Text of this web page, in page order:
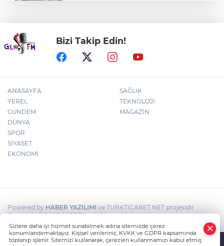
Kütahya'da Geleneksel Müderris
Mahallesi Şenliği coşkusu
Bizi Takip Edin!
ANASAYFA
YEREL
GÜNDEM
DÜNYA
SPOR
SİYASET
EKONOMİ
SAĞLIK
TEKNOLOJİ
MAGAZİN
Powered by HABER YAZILIMI ve TURKTICARET.NET projesidir
Copyright© 2006-2026 Tüm hakları saklıdır.
Sizlere daha iyi hizmet sunabilmek adına sitemizde çerez
konumlandırmaktayız. Kişisel verileriniz, KVKK ve GDPR kapsamında
toplanıp işlenir. Sitemizi kullanarak, çerezleri kullanmamızı kabul etmiş